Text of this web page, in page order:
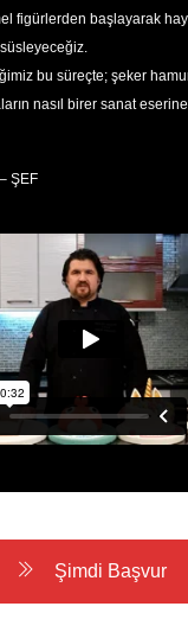
figürlerden başlayarak
bu süreçte; şeker
nasıl birer sanat
ŞEF
Şimdi Başvur